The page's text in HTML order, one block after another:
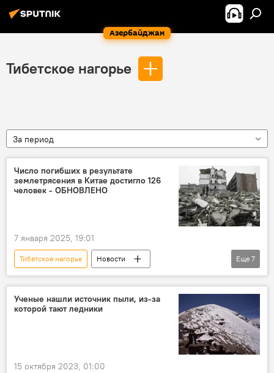
Азербайджан
Тибетское нагорье
За период
Число погибших в результате
землетрясения в Китае достигло 126
человек - ОБНОВЛЕНО
7 января 2025, 19:01
Тибетское нагорье
Новости
Новости мира
Китай
Землетрясение
Подземные толчки
очаг землетрясения
Еще 7
Ученые нашли источник пыли, из-за
которой тают ледники
15 октября 2023, 01:00